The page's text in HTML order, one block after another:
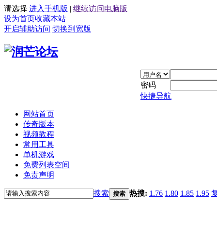
请选择 进入手机版 | 继续访问电脑版
设为首页收藏本站
开启辅助访问 切换到宽版
密码
快捷导航
网站首页
传奇版本
视频教程
常用工具
单机游戏
免费列表空间
免责声明
搜索 搜索 热搜: 1.76 1.80 1.85 1.95